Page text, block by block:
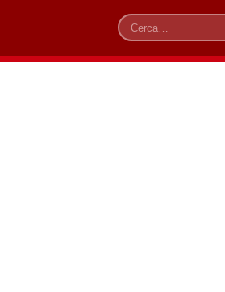
Cerca